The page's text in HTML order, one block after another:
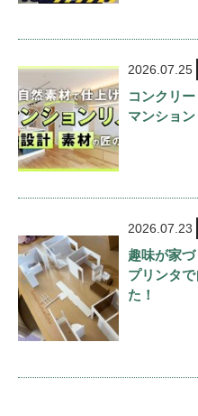
2026.07.25
コンクリ
マンショ
2026.07.23
趣味が家
プリンタ
た！